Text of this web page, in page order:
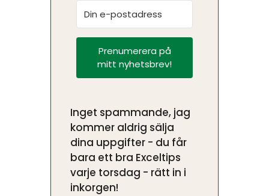
Prenumerera på
mitt nyhetsbrev!
Inget spammande, jag
kommer aldrig sälja
dina uppgifter - du får
bara ett bra Exceltips
varje torsdag - rätt in i
inkorgen!